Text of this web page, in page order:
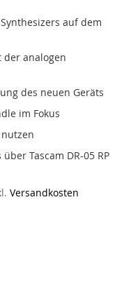
auf dem
der analogen
des neuen Geräts
im Fokus
Tascam DR-05 RP
Versandkosten